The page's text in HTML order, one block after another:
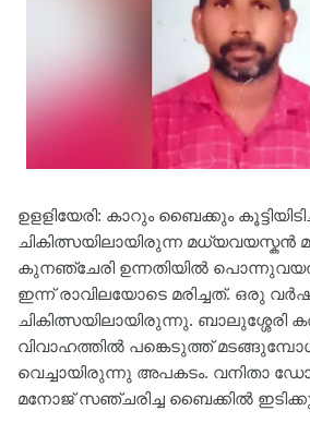
ഉളളിയേരി: കാറും ബൈക്കും
ചികിത്സയിലായിരുന്ന മധ്യവയസ്കൻ
കുനഞ്ചേരി ഉന്നതിയിൽ
ഇന്ന് രാവിലയോടെ മരിച്ചത്. ഒരു
ചികിത്സയിലായിരുന്നു. ബാലുശ്ശേരി
വിവാഹത്തിൽ പങ്കെടുത്ത്
വെച്ചായിരുന്നു അപകടം. വനിതാ
മനോജ് സഞ്ചരിച്ച ബൈക്കിൽ